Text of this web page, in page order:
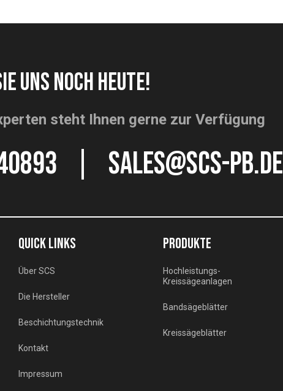
UNS NOCH HEUTE!
steht Ihnen gerne zur Verfügung
sales@scs-pb.de
QUICK LINKS
Über SCS
Die Hersteller
Beschichtungstechnik
Kontakt
Impressum
PRODUKTE
Hochleistungs-
Kreissägeanlagen
Bandsägeblätter
Kreissägeblätter